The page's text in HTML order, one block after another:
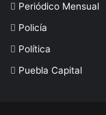
Periódico Mensual
Policía
Política
Puebla Capital